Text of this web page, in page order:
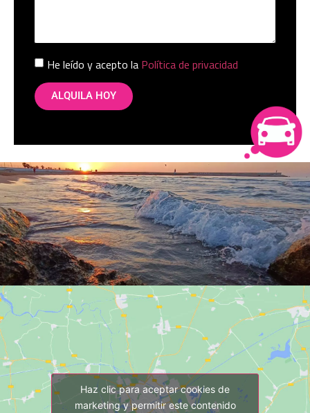
He leído y acepto la Política de privacidad
ALQUILA HOY
Haz clic para aceptar cookies de
marketing y permitir este contenido